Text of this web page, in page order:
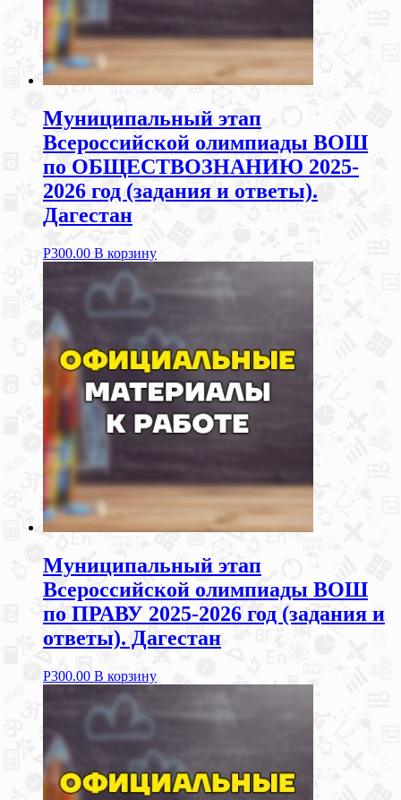
Муниципальный этап
Всероссийской олимпиады ВОШ
по ОБЩЕСТВОЗНАНИЮ 2025-
2026 год (задания и ответы).
Дагестан
Р300.00 В корзину
Муниципальный этап
Всероссийской олимпиады ВОШ
по ПРАВУ 2025-2026 год (задания и
ответы). Дагестан
Р300.00 В корзину